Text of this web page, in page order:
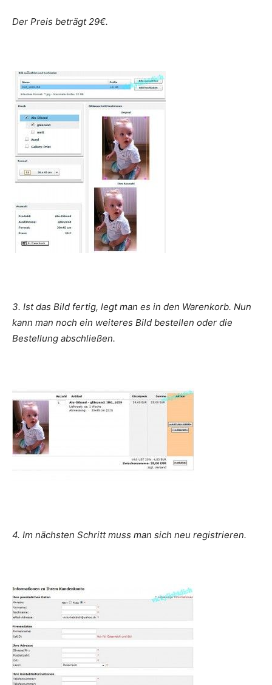
Der Preis beträgt 29€.
3. Ist das Bild fertig, legt man es in den Warenkorb. Nun
kann man noch ein weiteres Bild bestellen oder die
Bestellung abschließen.
4. Im nächsten Schritt muss man sich neu registrieren.